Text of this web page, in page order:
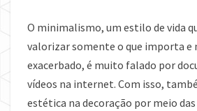
O minimalismo, um estilo de vida
valorizar somente o que importa e
exacerbado, é muito falado por
vídeos na internet. Com isso,
estética na decoração por meio das